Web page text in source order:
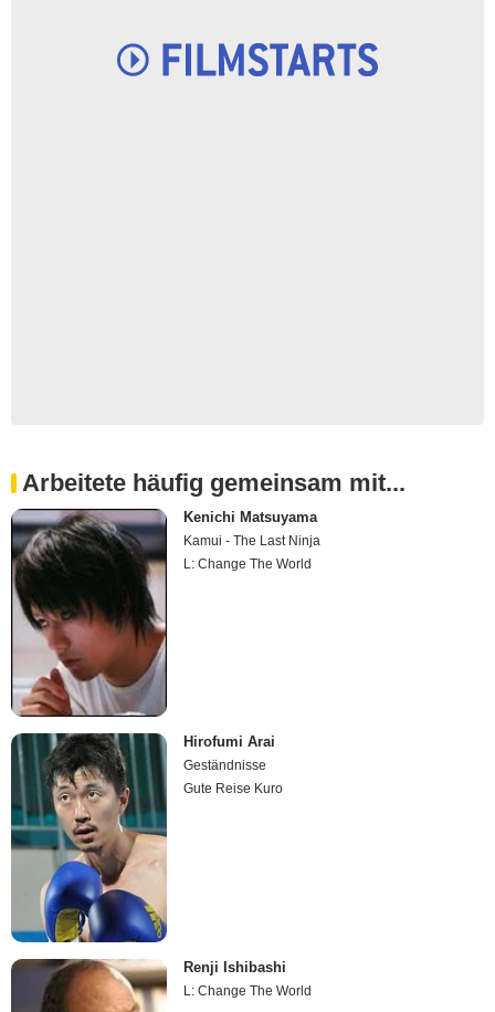
Arbeitete häufig gemeinsam mit...
Kenichi Matsuyama
Kamui - The Last Ninja
L: Change The World
Hirofumi Arai
Geständnisse
Gute Reise Kuro
Renji Ishibashi
L: Change The World